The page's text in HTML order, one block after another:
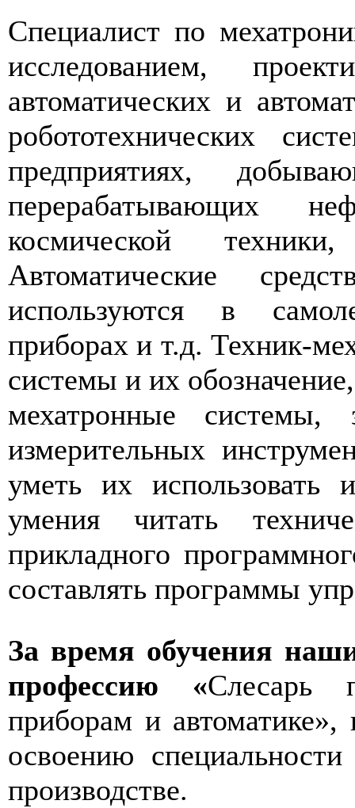
Специалист по
исследованием,
автоматических и
робототехнических
предприятиях,
перерабатывающих
космической
Автоматические
используются в
приборах и т.д. Техник-
системы и их
мехатронные системы,
измерительных
уметь их использовать
умения читать
прикладного
составлять программы
За время обучения
профессию «Слесарь
приборам и
освоению
производстве.